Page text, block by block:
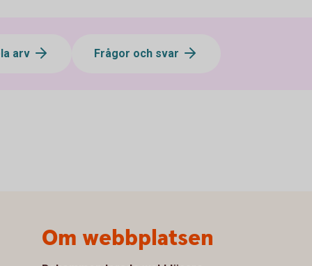
arv Frågor och svar
Om webbplatsen